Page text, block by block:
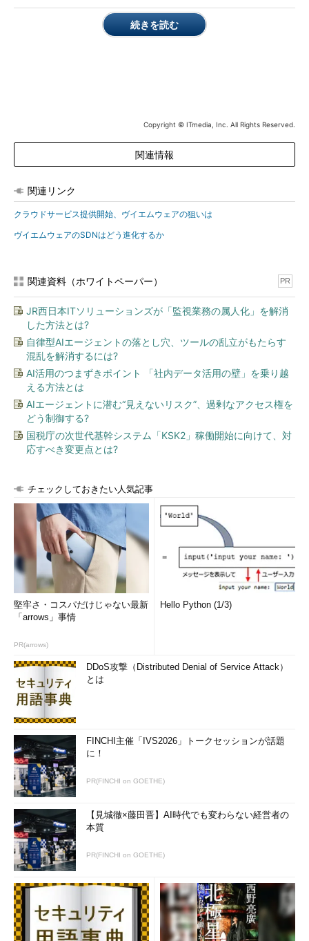
3四半期にパブリックベータ提供開始（これはソフトウェ
アストレージだが、一般的な製品とは異なる）。これに続
および運用管理製品群の「VMware vCenter Operations
ッケージとして推進する
開始。IaaSに加え、Cloud Foundryを使ったPaaSを今年中
に提供開始する。米国では同社として運用するデータセン
ターに加え、Savvisが運用するデータセンターを展開する
ヴイエムウェアCEOのパット・ゲルシンガー氏は、今後のIT
インフラに欠かせない3つの要素を説明した
以上の発表を表面的にしか理解しない人は、ハードウェアで提
供されてきた機能のソフトウェア化こそが、（少なくともヴィエ
ムウェアのいう）SDDCの意味だと考えるだろう。たしかにそう
いう側面はある。例えばVirtual SANやVirtual Volumeについて
は、ストレージ機器ベンダが提供してきた付加価値の一部がヴイ
エムウェアに移行する可能性がある。しかし、IT業界内の主導権
争いとは別に、ヴイエムウェアがユーザー組織に提供しようとし
その価値とは、「ユーザー組織がやりたいことを、最短距離で
実現するためのITインフラを提供する」ということだ。ヴイエム
ウェアは、もはや仮想化プラットフォームベンダではない。仮想
化製品というジャンルを超えて、ユーザー組織がITインフラを自
在に制御できる世界を実現しようとしている。
その意味は2つある。ITインフラの展開と拡張の自動化、そし
てサービスレベル制御の自動化だ。
ヴイエムウェアはVMware vSphereに搭載したAuto Deployと
サーバ機を調達してネットワークに接続するだけで、必要な構成
をほとんど自動的に送り込み、このサーバ機を仮想化基盤の一部
として使えるようにしている。ユーザー組織が、（それほど技術
に詳しくなくとも）迅速・確実に仮想化できるようにしている。
そしてこの基盤のうえで動かす仮想マシン（仮想サーバ）につい
ては、ポリシーに基づいてサービスレベルの制御ができるように
機能を拡張してきた。
続きを読む
Copyright © ITmedia, Inc. All Rights Reserved.
関連情報
関連リンク
クラウドサービス提供開始、ヴイエムウェアの狙いは
ヴイエムウェアのSDNはどう進化するか
関連資料（ホワイトペーパー） PR
JR西日本ITソリューションズが「監視業務の属人化」を解消
した方法とは?
自律型AIエージェントの落とし穴、ツールの乱立がもたらす
混乱を解消するには?
AI活用のつまずきポイント 「社内データ活用の壁」を乗り越
える方法とは
AIエージェントに潜む“見えないリスク”、過剰なアクセス権を
どう制御する?
国税庁の次世代基幹システム「KSK2」稼働開始に向けて、対
応すべき変更点とは?
チェックしておきたい人気記事
堅牢さ・コスパだけじゃない最新
「arrows」事情
PR(arrows)
Hello Python (1/3)
DDoS攻撃（Distributed Denial of Service Attack）
とは
FINCHI主催「IVS2026」トークセッションが話題
に！
PR(FINCHI on GOETHE)
【見城徹×藤田晋】AI時代でも変わらない経営者の
本質
PR(FINCHI on GOETHE)